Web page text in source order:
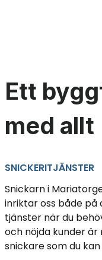
Ett
med allt
SNICKERITJÄNSTER
Snickarn i
inriktar oss både
tjänster när du
och nöjda kunder är
snickare som du